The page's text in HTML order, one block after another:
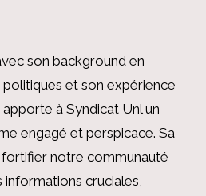
son background en
politiques et son expérience
apporte à Syndicat Unl un
engagé et perspicace. Sa
fortifier notre communauté
informations cruciales,